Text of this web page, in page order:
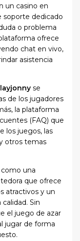
un casino en
dedicado
o problema
ofrece
chat en vivo,
asistencia
se
de los jugadores
la plataforma
(FAQ) que
los juegos, las
otros temas
una
que ofrece
atractivos y un
Sin
el juego de azar
jugar de forma